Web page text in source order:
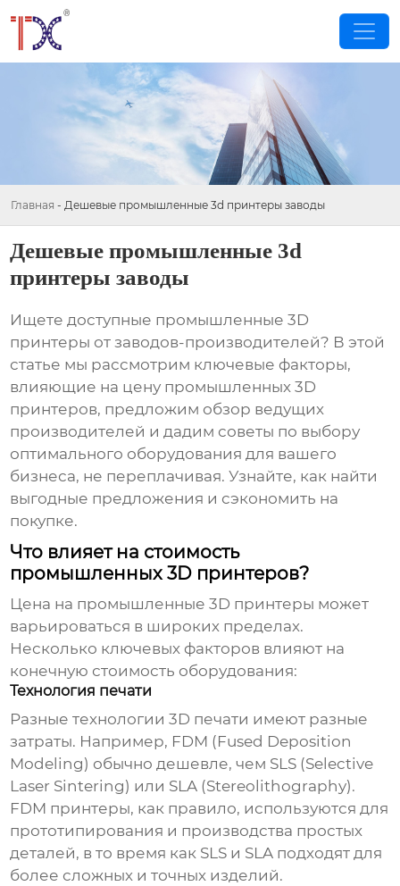
Главная - Дешевые промышленные 3d принтеры заводы
Дешевые промышленные 3d
принтеры заводы
Ищете доступные промышленные 3D
принтеры от заводов-производителей? В этой
статье мы рассмотрим ключевые факторы,
влияющие на цену промышленных 3D
принтеров, предложим обзор ведущих
производителей и дадим советы по выбору
оптимального оборудования для вашего
бизнеса, не переплачивая. Узнайте, как найти
выгодные предложения и сэкономить на
покупке.
Что влияет на стоимость
промышленных 3D принтеров?
Цена на промышленные 3D принтеры может
варьироваться в широких пределах.
Несколько ключевых факторов влияют на
конечную стоимость оборудования:
Технология печати
Разные технологии 3D печати имеют разные
затраты. Например, FDM (Fused Deposition
Modeling) обычно дешевле, чем SLS (Selective
Laser Sintering) или SLA (Stereolithography).
FDM принтеры, как правило, используются для
прототипирования и производства простых
деталей, в то время как SLS и SLA подходят для
более сложных и точных изделий.